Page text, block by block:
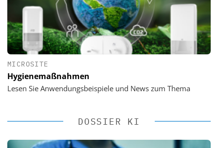
MICROSITE
Hygienemaßnahmen
Lesen Sie Anwendungsbeispiele und News zum Thema
DOSSIER KI